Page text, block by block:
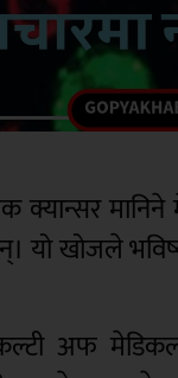
मानिने
यो खोजले
अफ